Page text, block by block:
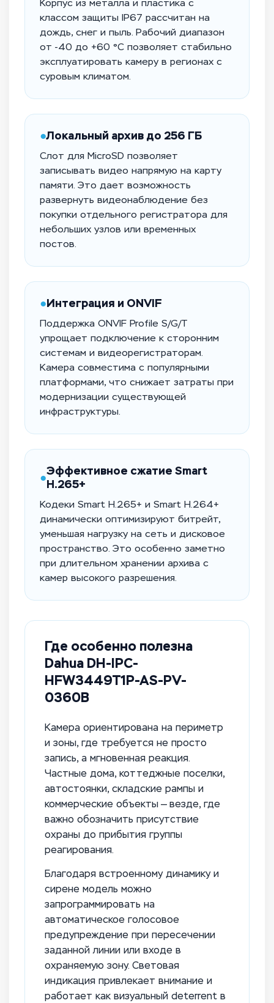
Корпус из металла и пластика с
классом защиты IP67 рассчитан на
дождь, снег и пыль. Рабочий диапазон
от -40 до +60 °C позволяет стабильно
эксплуатировать камеру в регионах с
суровым климатом.
●Локальный архив до 256 ГБ
Слот для MicroSD позволяет
записывать видео напрямую на карту
памяти. Это дает возможность
развернуть видеонаблюдение без
покупки отдельного регистратора для
небольших узлов или временных
постов.
●Интеграция и ONVIF
Поддержка ONVIF Profile S/G/T
упрощает подключение к сторонним
системам и видеорегистраторам.
Камера совместима с популярными
платформами, что снижает затраты при
модернизации существующей
инфраструктуры.
●Эффективное сжатие Smart
H.265+
Кодеки Smart H.265+ и Smart H.264+
динамически оптимизируют битрейт,
уменьшая нагрузку на сеть и дисковое
пространство. Это особенно заметно
при длительном хранении архива с
камер высокого разрешения.
Где особенно полезна
Dahua DH-IPC-
HFW3449T1P-AS-PV-
0360B
Камера ориентирована на периметр
и зоны, где требуется не просто
запись, а мгновенная реакция.
Частные дома, коттеджные поселки,
автостоянки, складские рампы и
коммерческие объекты — везде, где
важно обозначить присутствие
охраны до прибытия группы
реагирования.
Благодаря встроенному динамику и
сирене модель можно
запрограммировать на
автоматическое голосовое
предупреждение при пересечении
заданной линии или входе в
охраняемую зону. Световая
индикация привлекает внимание и
работает как визуальный deterrent в